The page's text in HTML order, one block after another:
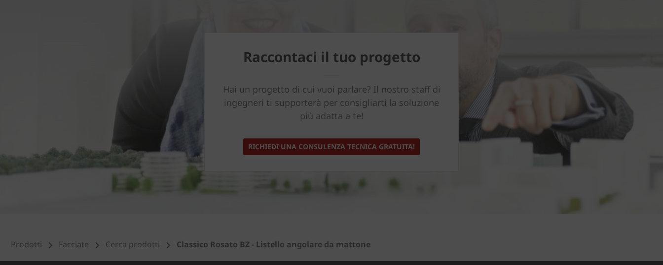
Raccontaci il tuo progetto
Hai un progetto di cui vuoi parlare? Il nostro staff di
ingegneri ti supporterà per consigliarti la soluzione
più adatta a te!
RICHIEDI UNA CONSULENZA TECNICA GRATUITA!
Prodotti Facciate Cerca prodotti Classico Rosato BZ - Listello angolare da mattone